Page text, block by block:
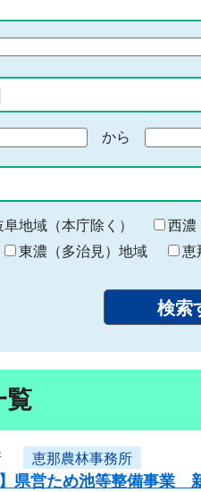
入
力
から
終
わ
り
阜地域（本庁除く） 西濃
東濃（多治見）地域 恵
覧
恵那農林事務所
】県営ため池等整備事業